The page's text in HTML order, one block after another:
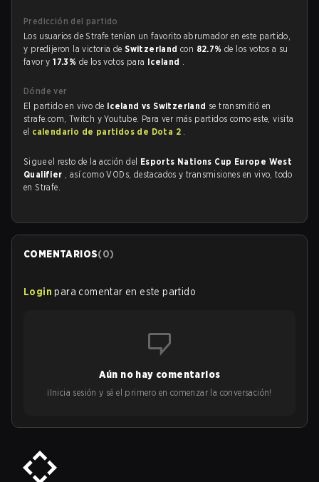
Predicción del partido
Los usuarios de Strafe tenían un favorito abrumador en este partido,
y predijeron la victoria deSwitzerlandcon 82.7%de los votos a su
favor y17.3% de los votos para Iceland .
Dónde ver
El partido en vivo de Iceland vs Switzerland se transmitió en
strafe.com, Twitch y Youtube. Para ver más partidos como este, visita
el calendario de partidos de Dota 2 .
Sigue el resto de la acción del Esports Nations Cup Europe West
Qualifier , así como VODs, destacados y transmisiones en vivo, todo
en Strafe.
COMENTARIOS(0)
Login para comentar en este partido
Aún no hay comentarios
¡Inicia sesión y sé el primero en comenzar la conversación!